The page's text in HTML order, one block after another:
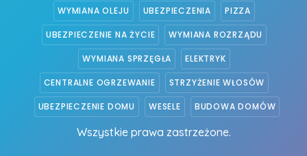
WYMIANA OLEJU UBEZPIECZENIA PIZZA
UBEZPIECZENIE NA ŻYCIE WYMIANA ROZRZĄDU
WYMIANA SPRZĘGŁA ELEKTRYK
CENTRALNE OGRZEWANIE STRZYŻENIE WŁOSÓW
UBEZPIECZENIE DOMU WESELE BUDOWA DOMÓW
Wszystkie prawa zastrzeżone.